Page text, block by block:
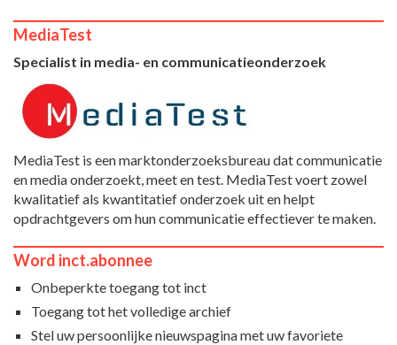
MediaTest
Specialist in media- en communicatieonderzoek
MediaTest is een marktonderzoeksbureau dat communicatie
en media onderzoekt, meet en test. MediaTest voert zowel
kwalitatief als kwantitatief onderzoek uit en helpt
opdrachtgevers om hun communicatie effectiever te maken.
Word inct.abonnee
Onbeperkte toegang tot inct
Toegang tot het volledige archief
Stel uw persoonlijke nieuwspagina met uw favoriete